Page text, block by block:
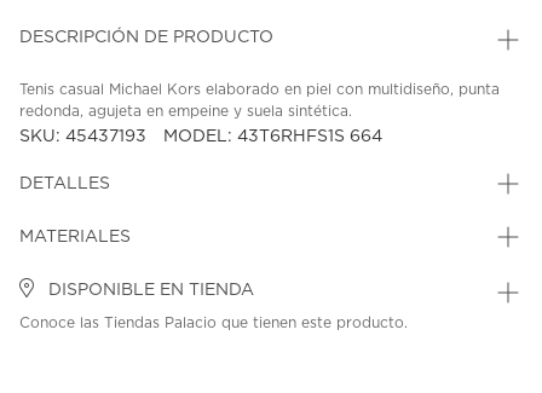
DESCRIPCIÓN DE PRODUCTO
Tenis casual Michael Kors elaborado en piel con multidiseño, punta
redonda, agujeta en empeine y suela sintética.
SKU: 45437193 MODEL: 43T6RHFS1S 664
DETALLES
MATERIALES
DISPONIBLE EN TIENDA
Conoce las Tiendas Palacio que tienen este producto.